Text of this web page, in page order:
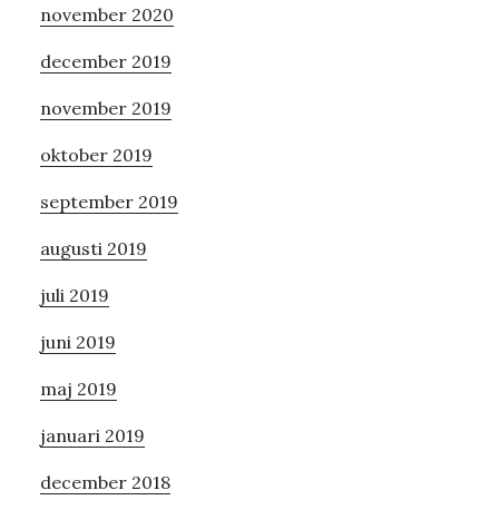
november 2020
december 2019
november 2019
oktober 2019
september 2019
augusti 2019
juli 2019
juni 2019
maj 2019
januari 2019
december 2018